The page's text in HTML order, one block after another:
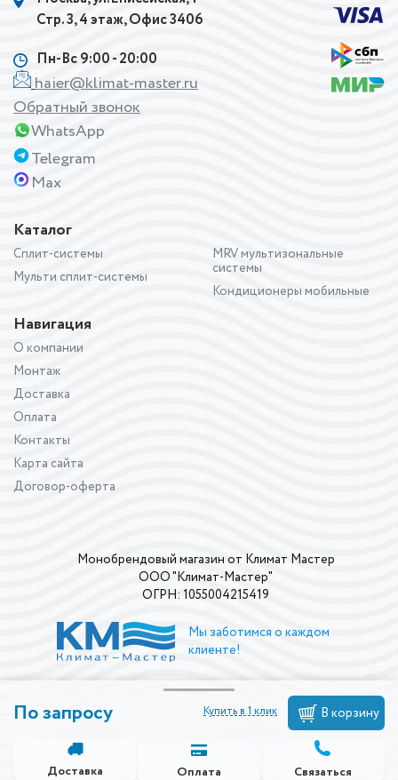
По запросу Купить в 1 клик В корзину
Доставка Оплата Связаться
Каталог
Сплит-системы
Мульти сплит-системы
MRV мультизональные
системы
Кондиционеры мобильные
Навигация
О компании
Монтаж
Доставка
Оплата
Контакты
Карта сайта
Договор-оферта
Стр. 3, 4 этаж, Офис 3406
Пн-Вс 9:00 - 20:00
haier@klimat-master.ru
Обратный звонок
WhatsApp
Telegram
Max
Монобрендовый магазин от Климат Мастер
ООО "Климат-Мастер"
ОГРН: 1055004215419
Мы заботимся о каждом
клиенте!